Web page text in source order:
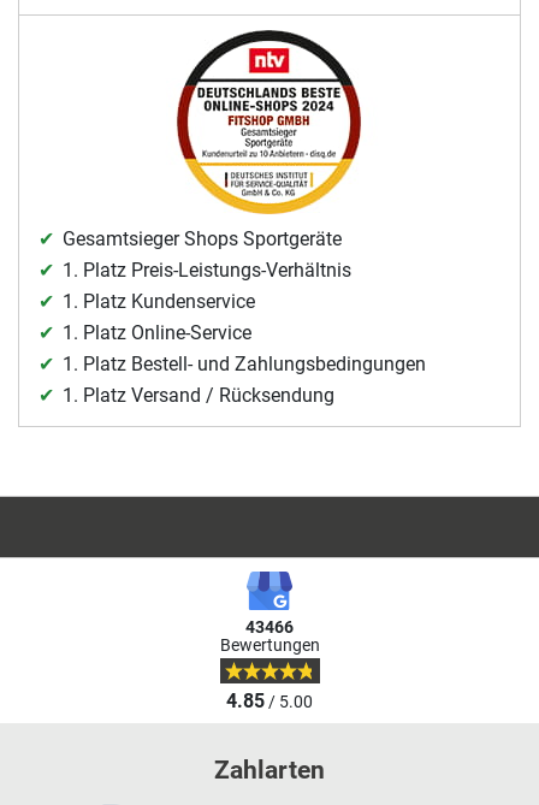
Gesamtsieger Shops Sportgeräte
1. Platz Preis-Leistungs-Verhältnis
1. Platz Kundenservice
1. Platz Online-Service
1. Platz Bestell- und Zahlungsbedingungen
1. Platz Versand / Rücksendung
43466
Bewertungen
4.85/ 5.00
Zahlarten